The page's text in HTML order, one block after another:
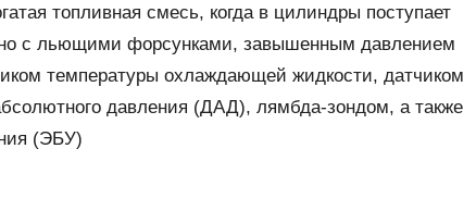
топливная смесь, когда в цилиндры поступает
с льющими форсунками, завышенным давлением
температуры охлаждающей жидкости, датчиком
давления (ДАД), лямбда-зондом, а также
(ЭБУ)